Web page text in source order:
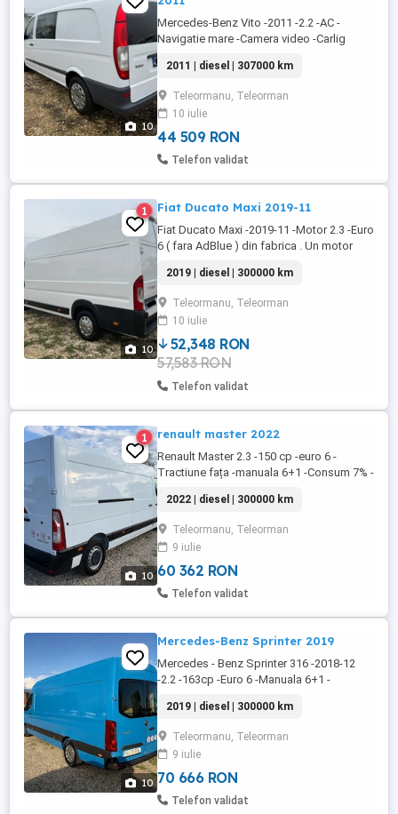
10
Mercedes-Benz Vito -2011 -2.2 -AC -
Navigatie mare -Camera video -Carlig
Oglinzi electrice -Masina are DPF activ ! -
Nu are erori pe bord -Masina merge foarte
bine si arata fix ca in poze !!! -307.000 km
reali -Inmatriculata RO -Pret 8500 -Accept
unele variante ...
2011 | diesel | 307000 km
Teleormanu, Teleorman
10 iulie
44 509 RON
Telefon validat
10
1 Fiat Ducato Maxi 2019-11
Fiat Ducato Maxi -2019-11 -Motor 2.3 -Euro
6 ( fara AdBlue ) din fabrica . Un motor
Manuala 6+1 -3 locuri -Ac -Pilot automat -
Computer bord -Navigatie mare -Camera
video marsalier -Volan piele -Geamuri
electrice -Oglinzi electrice -Anvelope noi -
Baterie ...
2019 | diesel | 300000 km
Teleormanu, Teleorman
10 iulie
52,348 RON
57,583 RON
Telefon validat
10
1 renault master 2022
Renault Master 2.3 -150 cp -euro 6 -
Tractiune fața -manuala 6+1 -Consum 7% -
3.80m -Navigatie -Camera video -
Inmatriculat Ro -Pret 11.500 -Accept unele
variante auto -Detalii la sau
2022 | diesel | 300000 km
Teleormanu, Teleorman
9 iulie
60 362 RON
Telefon validat
10
Mercedes-Benz Sprinter 2019
Mercedes - Benz Sprinter 316 -2018-12
-2.2 -163cp -Euro 6 -Manuala 6+1 -
lunga ( 4.30 util ) -Km 300.000 -Ac -
Navigatie mare -Anvelope noi -Baterie
noua -Inmatriculat Ro -Pret 13.500 -Accept
unele variante auto -Detalii la sau
2019 | diesel | 300000 km
Teleormanu, Teleorman
9 iulie
70 666 RON
Telefon validat